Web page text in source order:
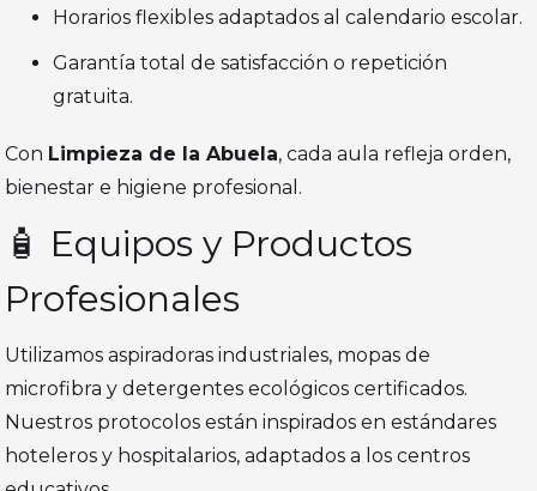
Horarios flexibles adaptados al calendario escolar.
Garantía total de satisfacción o repetición
gratuita.
Con Limpieza de la Abuela, cada aula refleja orden,
bienestar e higiene profesional.
🧴 Equipos y Productos
Profesionales
Utilizamos aspiradoras industriales, mopas de
microfibra y detergentes ecológicos certificados.
Nuestros protocolos están inspirados en estándares
hoteleros y hospitalarios, adaptados a los centros